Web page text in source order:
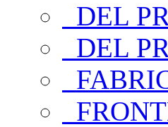
DEL
DEL